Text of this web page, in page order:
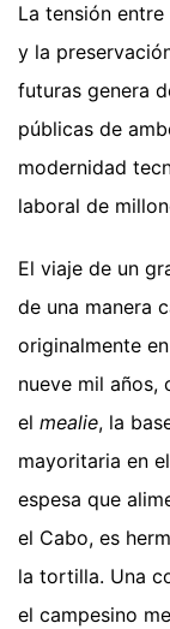
La tensión
y la
futuras genera
públicas de
modernidad
laboral de
El viaje de un
de una manera
originalmente
nueve mil años,
el mealie, la
mayoritaria en
espesa que
el Cabo, es
la tortilla. Una
el campesino